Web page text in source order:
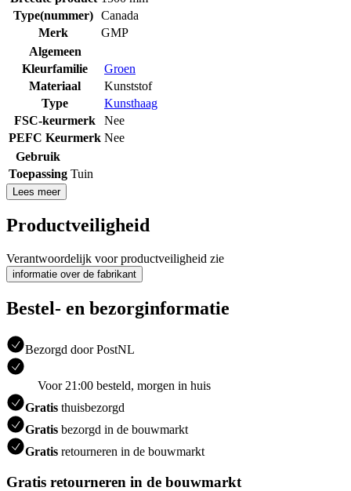
Type(nummer) Canada
Merk
GMP
Algemeen
Kleurfamilie
Groen
Materiaal
Kunststof
Type
Kunsthaag
FSC-keurmerk
Nee
PEFC Keurmerk Nee
Gebruik
Toepassing Tuin
Lees meer
Productveiligheid
Verantwoordelijk voor productveiligheid zie
informatie over de fabrikant
Bestel- en bezorginformatie
Bezorgd door PostNL
Voor 21:00 besteld, morgen in huis
Gratis thuisbezorgd
Gratis bezorgd in de bouwmarkt
Gratis retourneren in de bouwmarkt
Gratis retourneren in de bouwmarkt